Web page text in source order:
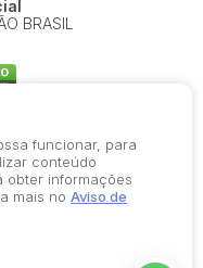
BRASIL
reservados
funcionar, para
conteúdo
obter informações
mais no Aviso de